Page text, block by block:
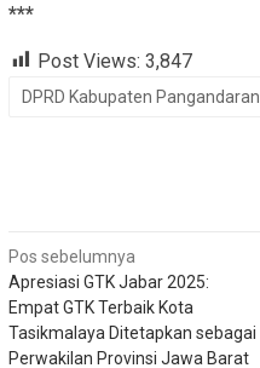
***
Post Views: 3,847
DPRD Kabupaten Pangandaran
Navigasi
pos
Pos sebelumnya
Apresiasi GTK Jabar 2025:
Empat GTK Terbaik Kota
Tasikmalaya Ditetapkan sebagai
Perwakilan Provinsi Jawa Barat